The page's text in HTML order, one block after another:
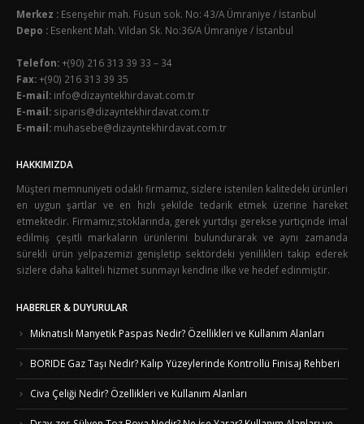
Merkez : Esenşehir mah. Füsun sok. No: 43/A Ümraniye / İstanbul
Depo : Esenkent Mah. Vildan Sk. No:36/A Ümraniye / İstanbul
Telefon:+(90) 216 313 39 33 – 34
Fax:+(90) 216 313 39 35
E-mail: info@dizayntekhirdavat.com.tr
E-mail: siparis@dizayntekhirdavat.com.tr
E-mail: muhasebe@dizayntekhirdavat.com.tr
HAKKIMIZDA
Müşteri memnuniyeti odaklı firmamız, sizlere istenilen kalitedeki ürünleri
en uygun şartlar ve en hızlı şekilde tedarik etmek üzerine hareket
etmektedir. Firmamız;stoklarında, gerek yurtdışı gerekse yurtiçinde imal
edilmiş çeşitli markaların ürünlerini bulundurarak ve aynı zamanda
sürekli ürün yelpazemizi genişletip sektördeki yenilikleri takip ederek
sizlere daha kaliteli hizmet sunmayı kendine ilke ve hedef edinmiştir.
HABERLER & DUYURULAR
Mıknatıslı Manyetik Paspas Nedir? Özellikleri ve Kullanım Alanları
BORIDE Gaz Taşı Nedir? Kalıp Yüzeylerinde Kontrollü Finisaj Rehberi
Civa Çeliği Nedir? Özellikleri ve Kullanım Alanları